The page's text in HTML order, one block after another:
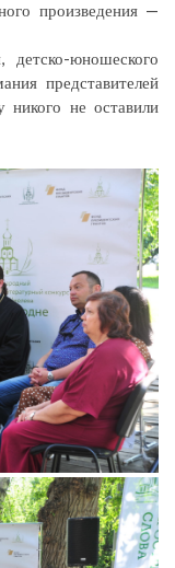
произведения —
юношеского
представителей
никого не оставили